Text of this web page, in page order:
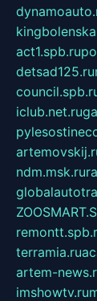
act1.spb.ru
detsad125.ru
iclub.net.ru
ndm.msk.ru
terramia.ru
artem-
imshowtv.ru